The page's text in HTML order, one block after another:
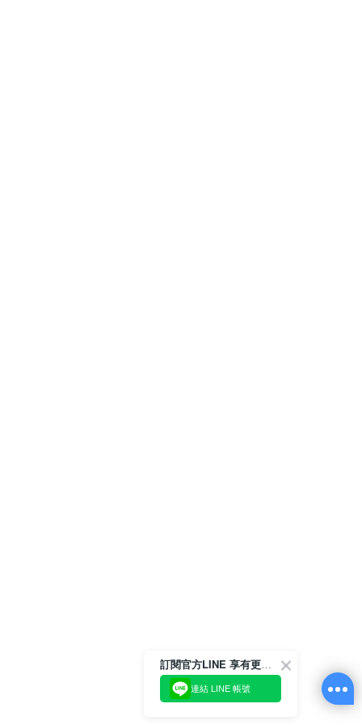
訂閱官方LINE 享有更多優惠
連結 LINE 帳號